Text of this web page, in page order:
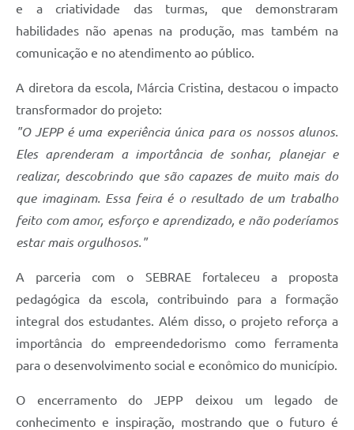
e a criatividade das turmas, que demonstraram
habilidades não apenas na produção, mas também na
comunicação e no atendimento ao público.
A diretora da escola, Márcia Cristina, destacou o impacto
transformador do projeto:
"O JEPP é uma experiência única para os nossos alunos.
Eles aprenderam a importância de sonhar, planejar e
realizar, descobrindo que são capazes de muito mais do
que imaginam. Essa feira é o resultado de um trabalho
feito com amor, esforço e aprendizado, e não poderíamos
estar mais orgulhosos."
A parceria com o SEBRAE fortaleceu a proposta
pedagógica da escola, contribuindo para a formação
integral dos estudantes. Além disso, o projeto reforça a
importância do empreendedorismo como ferramenta
para o desenvolvimento social e econômico do município.
O encerramento do JEPP deixou um legado de
conhecimento e inspiração, mostrando que o futuro é